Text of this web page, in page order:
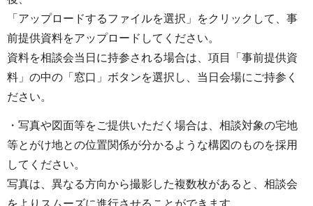
「アップロードするファイルを選択」をクリックして、事
前提供資料をアップロードしてください。
資料を相談会当日に持参される場合は、項目「事前提供資
料」の中の「窓口」ボタンを選択し、当日会場にご持参く
ださい。
・写真や図面等をご提供いただく場合は、相談対象の宅地
等とがけ地との位置関係が分かるような構図のものを採用
してください。
写真は、異なる方向から撮影した複数枚があると、相談会